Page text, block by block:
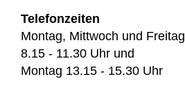
Telefonzeiten
Montag, Mittwoch und Freitag
8.15 - 11.30 Uhr und
Montag 13.15 - 15.30 Uhr